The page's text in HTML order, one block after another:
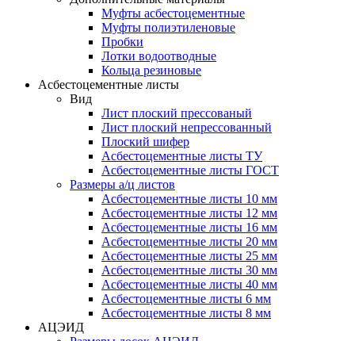
Муфты асбестоцементные
Муфты полиэтиленовые
Пробки
Лотки водоотводные
Кольца резиновые
Асбестоцементные листы
Вид
Лист плоский прессованый
Лист плоский непрессованный
Плоский шифер
Асбестоцементные листы ТУ
Асбестоцементные листы ГОСТ
Размеры а/ц листов
Асбестоцементные листы 10 мм
Асбестоцементные листы 12 мм
Асбестоцементные листы 16 мм
Асбестоцементные листы 20 мм
Асбестоцементные листы 25 мм
Асбестоцементные листы 30 мм
Асбестоцементные листы 40 мм
Асбестоцементные листы 6 мм
Асбестоцементные листы 8 мм
АЦЭИД